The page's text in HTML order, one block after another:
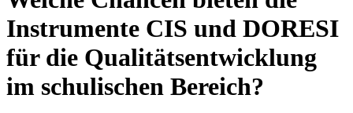
Instrumente CIS und DORESI
für die Qualitätsentwicklung
im schulischen Bereich?